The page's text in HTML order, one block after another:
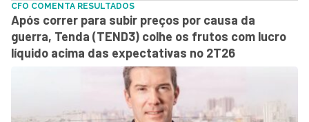
CFO COMENTA RESULTADOS
Após correr para subir preços por causa da
guerra, Tenda (TEND3) colhe os frutos com lucro
líquido acima das expectativas no 2T26